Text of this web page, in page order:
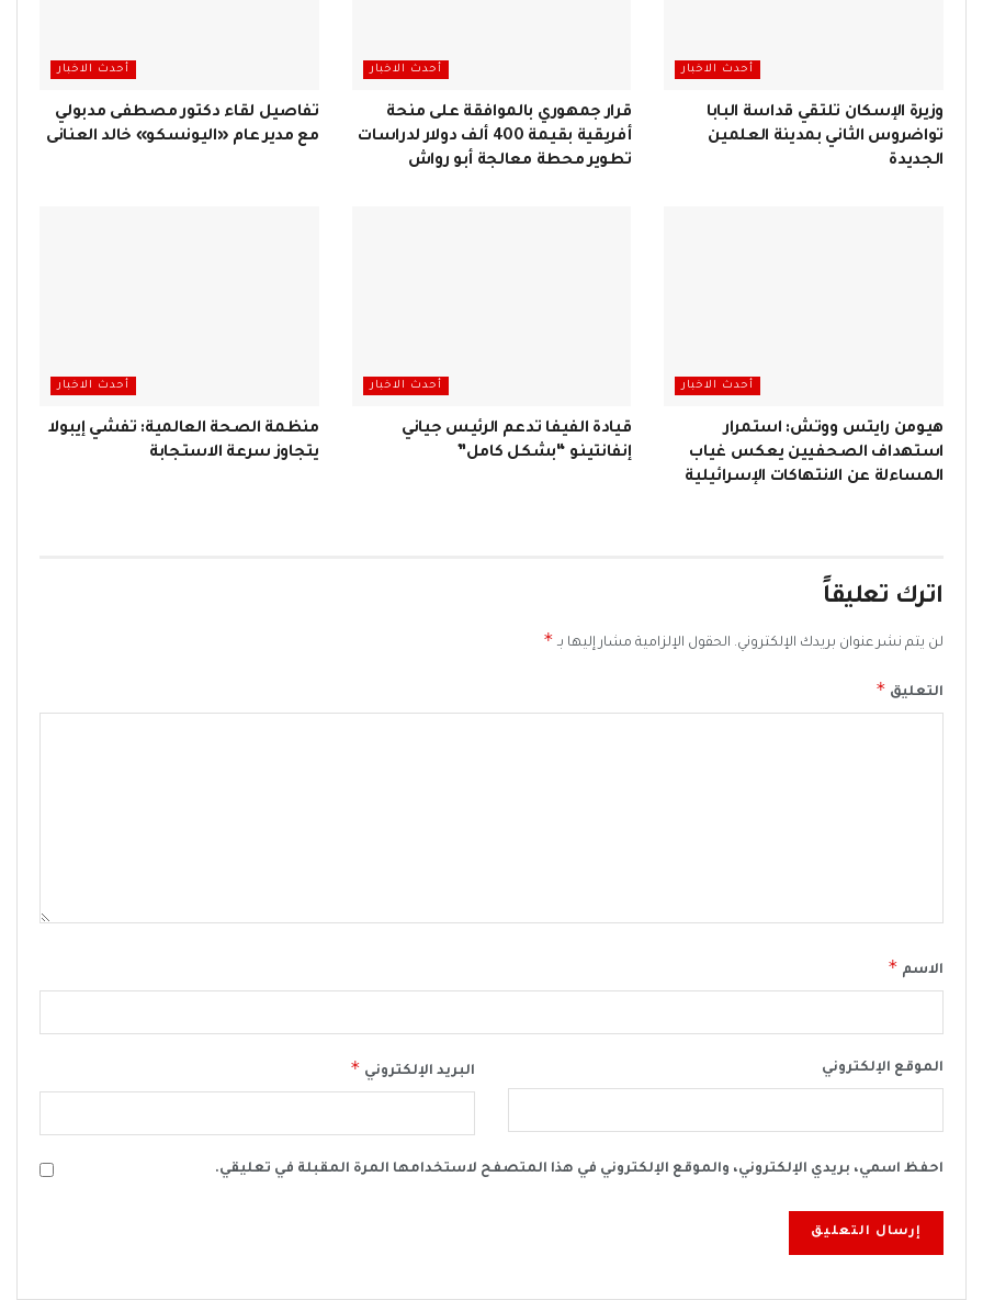
أحدث الاخبار
وزيرة الإسكان تلتقي قداسة البابا
تواضروس الثاني بمدينة العلمين
الجديدة
أحدث الاخبار
قرار جمهوري بالموافقة على منحة
أفريقية بقيمة 400 ألف دولار لدراسات
تطوير محطة معالجة أبو رواش
أحدث الاخبار
تفاصيل لقاء دكتور مصطفى مدبولي
مع مدير عام «اليونسكو» خالد العنانى
أحدث الاخبار
هيومن رايتس ووتش: استمرار
استهداف الصحفيين يعكس غياب
المساءلة عن الانتهاكات الإسرائيلية
أحدث الاخبار
قيادة الفيفا تدعم الرئيس جياني
إنفانتينو “بشكل كامل”
أحدث الاخبار
منظمة الصحة العالمية: تفشي إيبولا
يتجاوز سرعة الاستجابة
اترك تعليقاً
لن يتم نشر عنوان بريدك الإلكتروني. الحقول الإلزامية مشار إليها بـ *
التعليق *
الاسم *
البريد الإلكتروني * الموقع الإلكتروني
احفظ اسمي، بريدي الإلكتروني، والموقع الإلكتروني في هذا المتصفح لاستخدامها المرة المقبلة في تعليقي.